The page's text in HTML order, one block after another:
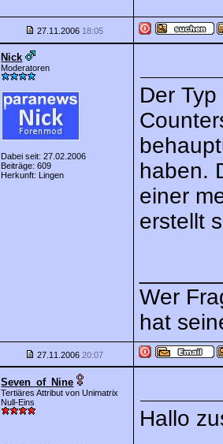
27.11.2006 18:05
Nick
Moderatoren
Dabei seit: 27.02.2006
Beiträge: 609
Herkunft: Lingen
Der
haben.
einer
erstellt
Wer
hat
27.11.200620:07
Seven_of_Nine
Tertiäres Attribut von Unimatrix
Null-Eins
Hallo